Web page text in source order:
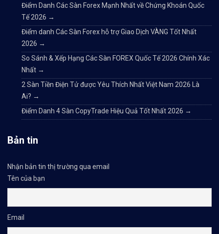
Điểm Danh Các Sàn Forex Mạnh Nhất về Chứng Khoán Quốc
Tế 2026 →
Điểm danh Các Sàn Forex hỗ trợ Giao Dịch VÀNG Tốt Nhất
2026 →
So Sánh & Xếp Hạng Các Sàn FOREX Quốc Tế 2026 Chính Xác
Nhất →
2 Sàn Tiền Điện Tử được Yêu Thích Nhất Việt Nam 2026 Là
Ai? →
Điểm Danh 4 Sàn CopyTrade Hiệu Quả Tốt Nhất 2026 →
Bản tin
Nhận bản tin thị trường qua email
Tên của bạn
Email